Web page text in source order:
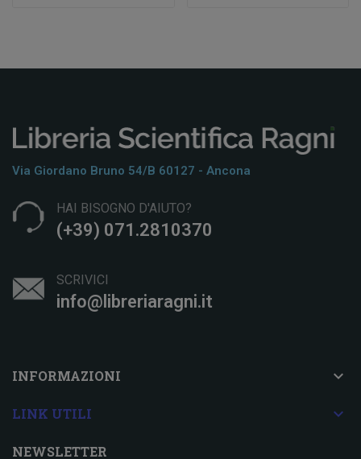
Via Giordano Bruno 54/b 60127 - Ancona
HAI BISOGNO D'AIUTO?
(+39) 071.2810370
SCRIVICI
info@libreriaragni.it
INFORMAZIONI 
LINK UTILI 
NEWSLETTER